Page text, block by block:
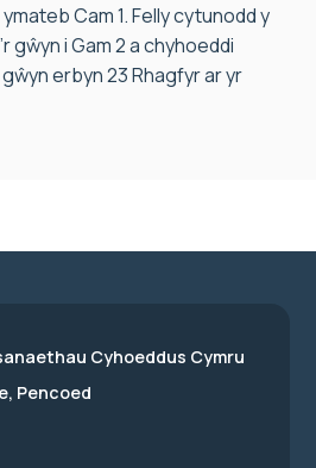
Cam 1. Felly cytunodd y
gŵyn i Gam 2 a chyhoeddi
gŵyn erbyn 23 Rhagfyr ar yr
Cyhoeddus Cymru
Pencoed